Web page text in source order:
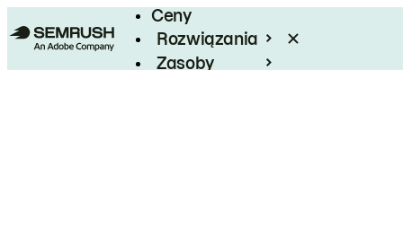
Ceny
Rozwiązania
Zasoby